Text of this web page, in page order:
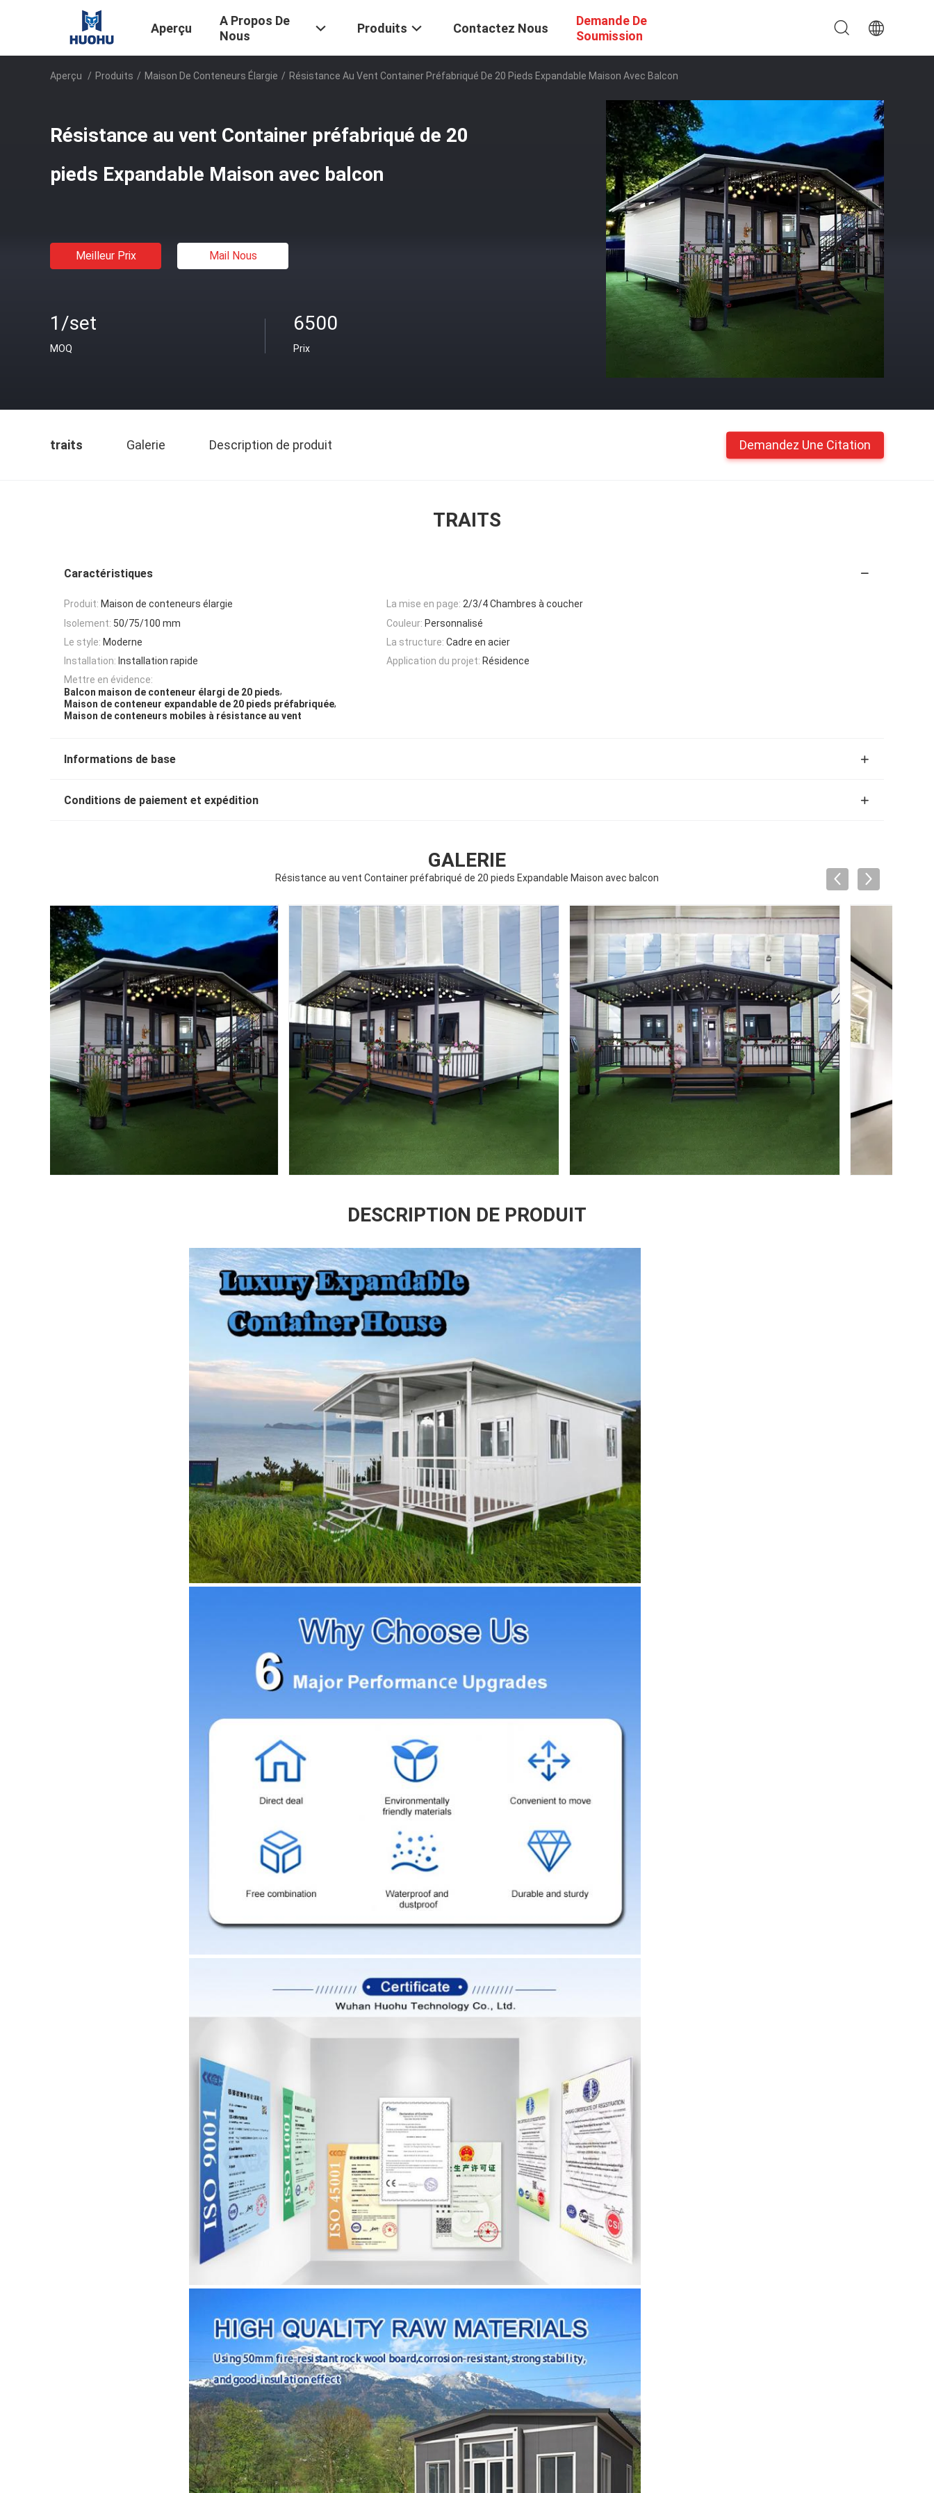
Aperçu
A Propos De
Nous
Produits Contactez Nous
Demande De
Soumission
Aperçu / Produits / Maison De Conteneurs Élargie / Résistance Au Vent Container Préfabriqué De 20 Pieds Expandable Maison Avec Balcon
Résistance au vent Container préfabriqué de 20
pieds Expandable Maison avec balcon
Meilleur Prix Mail Nous
1/set
MOQ
6500
Prix
traits Galerie Description de produit Demandez Une Citation
TRAITS
Caractéristiques
Produit: Maison de conteneurs élargie La mise en page: 2/3/4 Chambres à coucher
Isolement: 50/75/100 mm Couleur: Personnalisé
Le style: Moderne La structure: Cadre en acier
Installation: Installation rapide Application du projet: Résidence
Mettre en évidence:
Balcon maison de conteneur élargi de 20 pieds,
Maison de conteneur expandable de 20 pieds préfabriquée,
Maison de conteneurs mobiles à résistance au vent
Informations de base
Conditions de paiement et expédition
GALERIE
Résistance au vent Container préfabriqué de 20 pieds Expandable Maison avec balcon
DESCRIPTION DE PRODUIT